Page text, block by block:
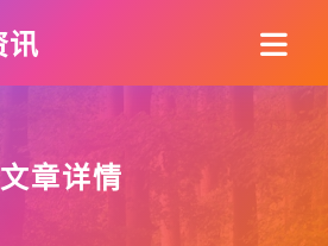
讯
文章详情